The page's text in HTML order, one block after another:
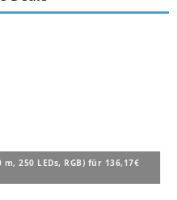
250 LEDs, RGB) für 136,17€